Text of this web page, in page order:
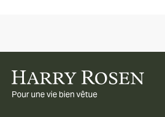
Pour une vie bien vêtue